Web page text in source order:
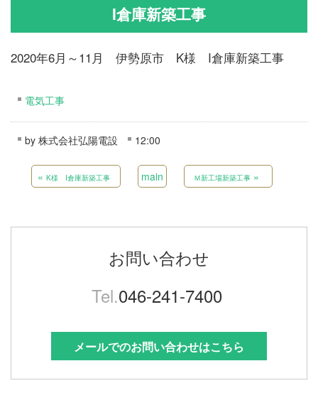
I倉庫新築工事
2020年6月～11月 伊勢原市 K様 I倉庫新築工事
電気工事
by 株式会社弘陽電設 12:00
«K様 I倉庫新築工事 main Ｍ新工場新築工事»
お問い合わせ
Tel.046-241-7400
メールでのお問い合わせはこちら